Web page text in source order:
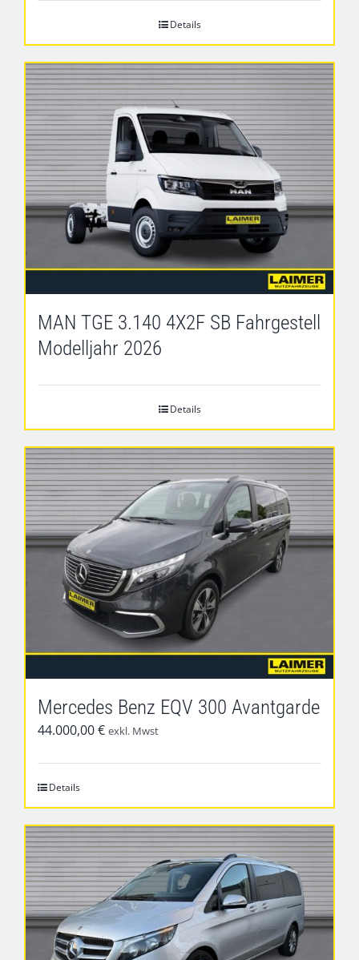
Details
MAN TGE 3.140 4X2F SB Fahrgestell
Modelljahr 2026
Details
Mercedes Benz EQV 300 Avantgarde
44.000,00€ exkl. Mwst
Details